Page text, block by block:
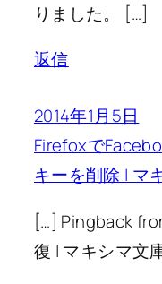
りました。 […]
返信
2014年1月5日
Firefoxで
キーを削除 | マ
[…] Pingback
復 | マキシマ文